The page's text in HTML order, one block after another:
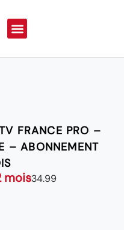
FRANCE PRO –
– ABONNEMENT
mois34.99